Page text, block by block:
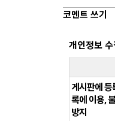
코멘트 쓰기
개인정보 수
게시판에 등
록에 이용,
방지